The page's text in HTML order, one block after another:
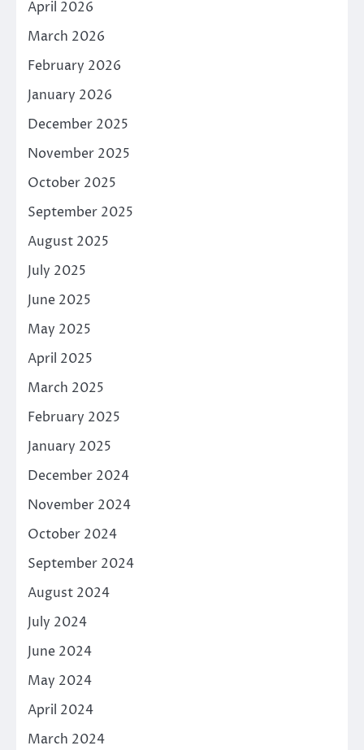
April 2026
March 2026
February 2026
January 2026
December 2025
November 2025
October 2025
September 2025
August 2025
July 2025
June 2025
May 2025
April 2025
March 2025
February 2025
January 2025
December 2024
November 2024
October 2024
September 2024
August 2024
July 2024
June 2024
May 2024
April 2024
March 2024